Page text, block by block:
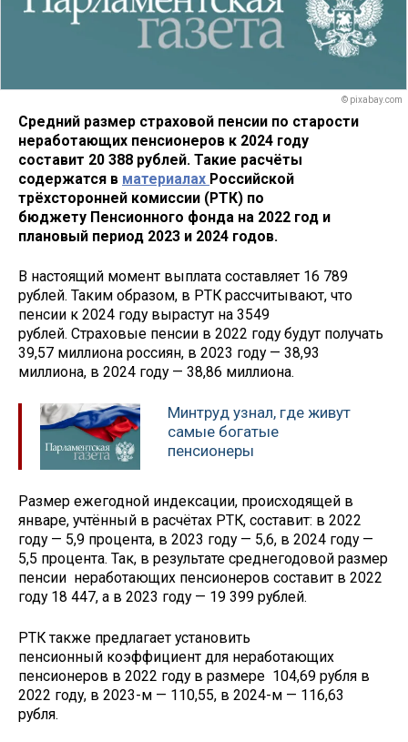
© pixabay.com
Средний размер страховой пенсии по старости
неработающих пенсионеров к 2024 году
составит 20 388 рублей. Такие расчёты
содержатся в материалах Российской
трёхсторонней комиссии (РТК) по
бюджету Пенсионного фонда на 2022 год и
плановый период 2023 и 2024 годов.
В настоящий момент выплата составляет 16 789
рублей. Таким образом, в РТК рассчитывают, что
пенсии к 2024 году вырастут на 3549
рублей. Страховые пенсии в 2022 году будут получать
39,57 миллиона россиян, в 2023 году — 38,93
миллиона, в 2024 году — 38,86 миллиона.
Минтруд узнал, где живут
самые богатые
пенсионеры
Размер ежегодной индексации, происходящей в
январе, учтённый в расчётах РТК, составит: в 2022
году — 5,9 процента, в 2023 году — 5,6, в 2024 году —
5,5 процента. Так, в результате среднегодовой размер
пенсии неработающих пенсионеров составит в 2022
году 18 447, а в 2023 году — 19 399 рублей.
РТК также предлагает установить
пенсионный коэффициент для неработающих
пенсионеров в 2022 году в размере 104,69 рубля в
2022 году, в 2023-м — 110,55, в 2024-м — 116,63
рубля.